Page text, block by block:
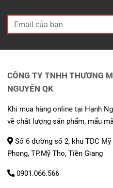
CÔNG TY TNHH THƯƠNG
NGUYÊN QK
Khi mua hàng online tại Hạnh
về chất lượng sản phẩm, mẩu
Số 6 đường số 2, khu TĐC Mỹ
Phong, TP.Mỹ Tho, Tiền Giang
0901.066.566